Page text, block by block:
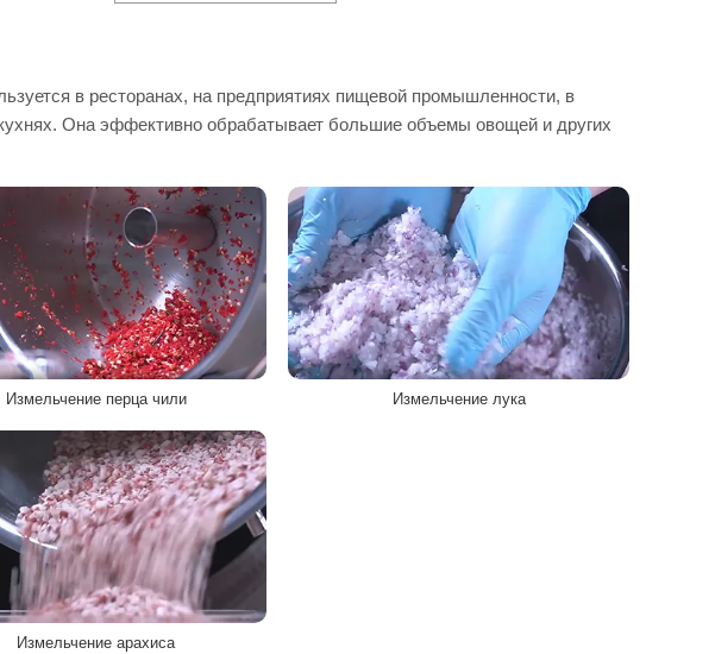
в ресторанах, на предприятиях пищевой промышленности, в
Она эффективно обрабатывает большие объемы овощей и других
Измельчение перца чили Измельчение лука
Измельчение арахиса